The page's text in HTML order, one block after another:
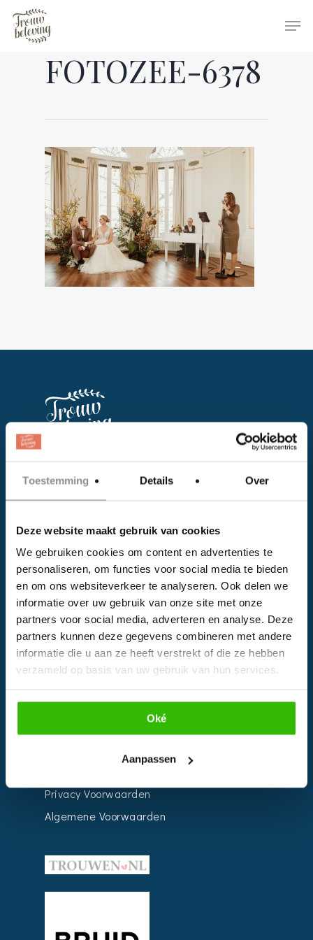
Toestemming Details Over
Deze website maakt gebruik van cookies
We gebruiken cookies om content en advertenties te
personaliseren, om functies voor social media te bieden
en om ons websiteverkeer te analyseren. Ook delen we
informatie over uw gebruik van onze site met onze
partners voor social media, adverteren en analyse. Deze
partners kunnen deze gegevens combineren met andere
informatie die u aan ze heeft verstrekt of die ze hebben
verzameld op basis van uw gebruik van hun services.
Oké
Aanpassen
Hit enter to search or ESC to close
FOTOZEE-6378
Facebook
Instagram
EVENTS
Kalender
Bedrijven
Impressie
Weddingplanner
Privacy Voorwaarden
Algemene Voorwaarden